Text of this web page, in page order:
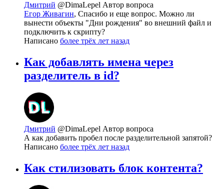
Дмитрий @DimaLepel Автор вопроса
Егор Живагин, Спасибо и еще вопрос. Можно ли
вынести объекты "Дни рождения" во внешний файл и
подключить к скрипту?
Написано более трёх лет назад
Как добавлять имена через
разделитель в id?
Дмитрий @DimaLepel Автор вопроса
А как добавить пробел после разделительной запятой?
Написано более трёх лет назад
Как стилизовать блок контента?